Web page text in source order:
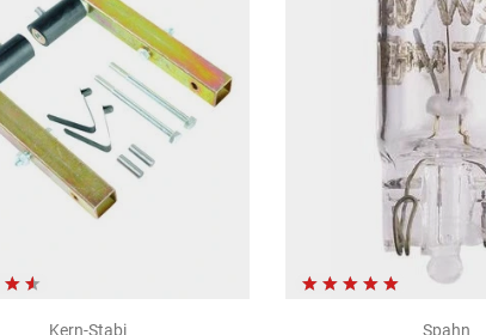
Kern-Stabi
Spahn